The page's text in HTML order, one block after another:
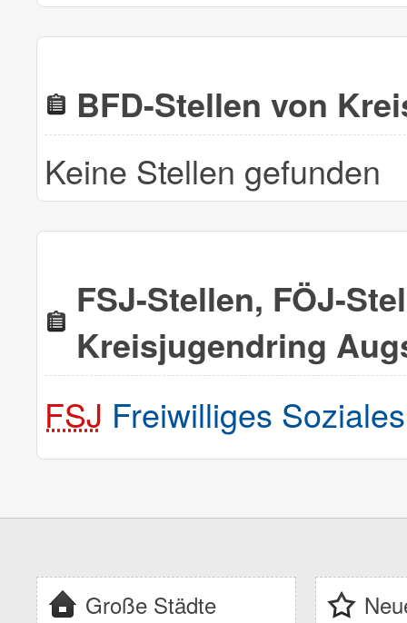
BFD-Stellen von
Keine Stellen gefunden
FSJ-Stellen, FÖJ-
Kreisjugendring
FSJ Freiwilliges
Große Städte